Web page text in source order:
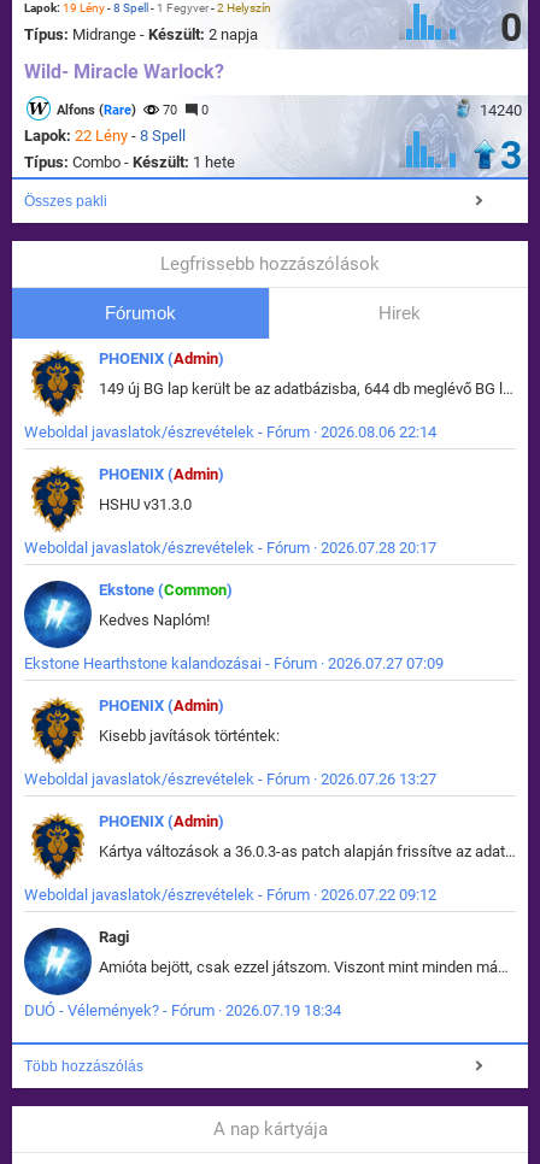
Lapok: 19 Lény-8 Spell - 1 Fegyver-2 Helyszín
Típus: Midrange - Készült: 2 napja 0
Wild- Miracle Warlock?
14240
Alfons (Rare) 70 0
Lapok: 22 Lény - 8 Spell
Típus: Combo - Készült: 1 hete 3
Összes pakli
Legfrissebb hozzászólások
Fórumok Hirek
PHOENIX (Admin)
149 új BG lap került be az adatbázisba, 644 db meglévő BG lap módosult, bekerültek az új képek a megváltozott lapokhoz is.
Weboldal javaslatok/észrevételek - Fórum · 2026.08.06 22:14
PHOENIX (Admin)
HSHU v31.3.0
Weboldal javaslatok/észrevételek - Fórum · 2026.07.28 20:17
Ekstone (Common)
Kedves Naplóm!
Ekstone Hearthstone kalandozásai - Fórum · 2026.07.27 07:09
PHOENIX (Admin)
Kisebb javítások történtek:
Weboldal javaslatok/észrevételek - Fórum · 2026.07.26 13:27
PHOENIX (Admin)
Kártya változások a 36.0.3-as patch alapján frissítve az adatbázisban (képek is cserélve).
Weboldal javaslatok/észrevételek - Fórum · 2026.07.22 09:12
Ragi
Amióta bejött, csak ezzel játszom. Viszont mint minden más - akár az alapjáték is, ez is baromira összetett lett. Néha már pár kör után is esélytelen az egész. Vagy irreállisan túltápol valaki, vagy lelép a partner, vagy csak hülye mint a segg. És amikor eljönne az én időm, na akkor jön el mindenki másé is. Engem jobban érdekelne, hogy ki milyen ratingen szokott játszani. Na ez lenne egy érdekes adat.
DUÓ - Vélemények? - Fórum · 2026.07.19 18:34
Több hozzászólás
A nap kártyája